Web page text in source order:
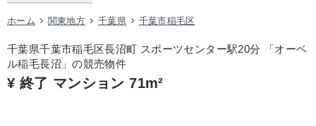
ホーム 関東地方 千葉県 千葉市稲毛区
千葉県千葉市稲毛区長沼町 スポーツセンター駅20分 「オーベ
ル稲毛長沼」の競売物件
¥ 終了 マンション 71m²